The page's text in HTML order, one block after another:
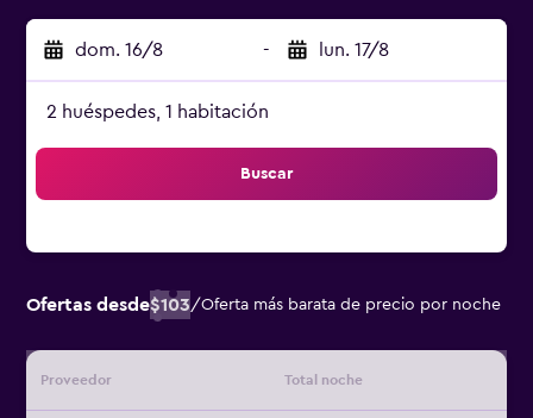
dom. 16/8 - lun. 17/8
2 huéspedes, 1 habitación
Buscar
Ofertas desde$103/Oferta más barata de precio por noche
Proveedor Total noche